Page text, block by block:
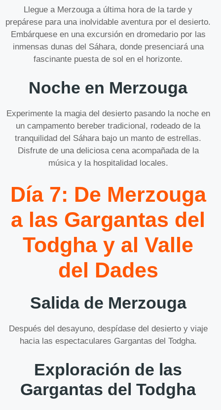
Llegue a Merzouga a última hora de la tarde y
prepárese para una inolvidable aventura por el desierto.
Embárquese en una excursión en dromedario por las
inmensas dunas del Sáhara, donde presenciará una
fascinante puesta de sol en el horizonte.
Noche en Merzouga
Experimente la magia del desierto pasando la noche en
un campamento bereber tradicional, rodeado de la
tranquilidad del Sáhara bajo un manto de estrellas.
Disfrute de una deliciosa cena acompañada de la
música y la hospitalidad locales.
Día 7: De Merzouga
a las Gargantas del
Todgha y al Valle
del Dades
Salida de Merzouga
Después del desayuno, despídase del desierto y viaje
hacia las espectaculares Gargantas del Todgha.
Exploración de las
Gargantas del Todgha